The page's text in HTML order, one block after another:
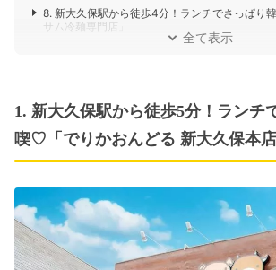
8. 新大久保駅から徒歩4分！ランチでさっぱり
サム冷麺専門店」
全て表示
1. 新大久保駅から徒歩5分！ランチ
喫♡「でりかおんどる 新大久保本店